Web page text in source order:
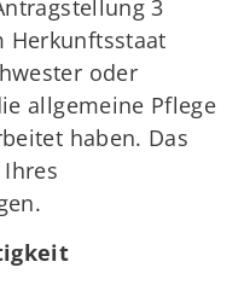
3
Herkunftsstaat
oder
allgemeine Pflege
haben. Das